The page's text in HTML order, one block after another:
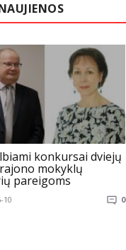
konkursai dviejų
mokyklų
pareigoms
10 0